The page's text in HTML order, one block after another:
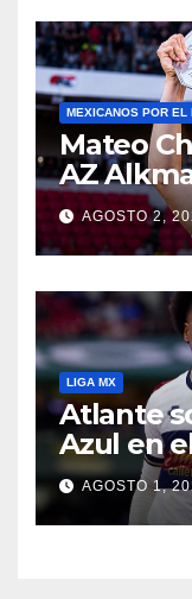
MEXICANOS POR EL
Mateo
AZ
deAGOSTO 2,
LIGA MX
Atlante
Azul en
AGOSTO 1,